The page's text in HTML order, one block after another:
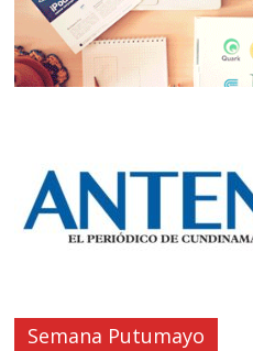
Semana Putumayo